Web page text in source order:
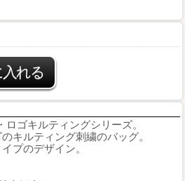
ゴキルティングシリーズ。
キルティング刺繍のバッグ。
プのデザイン。